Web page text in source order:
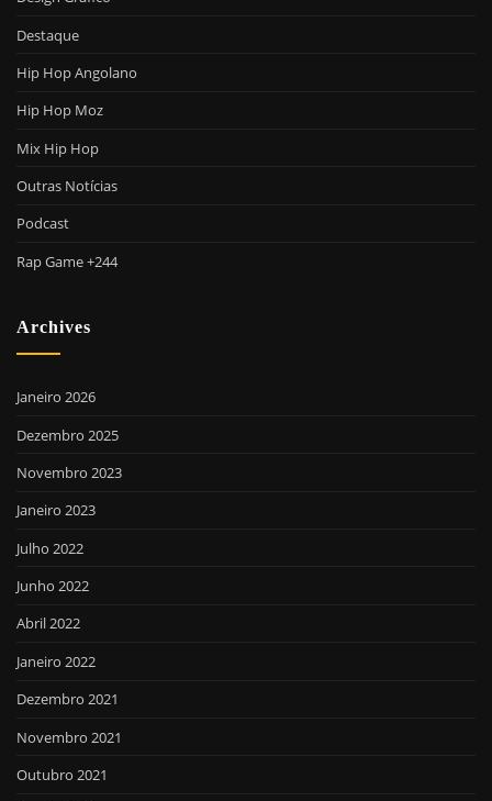
Destaque
Hip Hop Angolano
Hip Hop Moz
Mix Hip Hop
Outras Notícias
Podcast
Rap Game +244
Archives
Janeiro 2026
Dezembro 2025
Novembro 2023
Janeiro 2023
Julho 2022
Junho 2022
Abril 2022
Janeiro 2022
Dezembro 2021
Novembro 2021
Outubro 2021